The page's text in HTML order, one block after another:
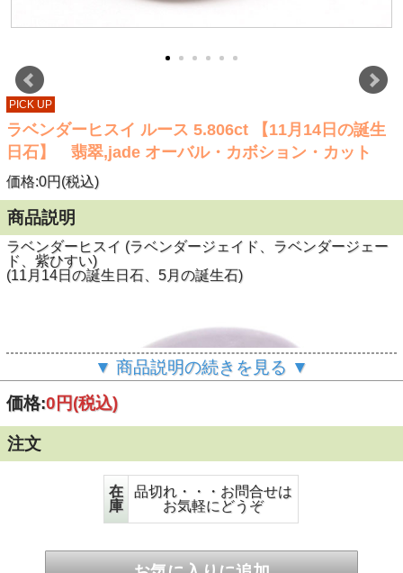
PICK UP
ラベンダーヒスイ ルース 5.806ct 【11月14日の誕生
日石】 翡翠,jade オーバル・カボション・カット
価格:0円(税込)
商品説明
ラベンダーヒスイ (ラベンダージェイド、ラベンダージェー
ド、紫ひすい)
(11月14日の誕生日石、5月の誕生石)
▲正面画像 実際の商品よりも明るさが強く撮影されている
ように思います。実際のルースは、もう少し淡い感じです。
▼ 商品説明の続きを見る ▼
価格:0円(税込)
注文
在
庫
品切れ・・・お問合せは
お気軽にどうぞ